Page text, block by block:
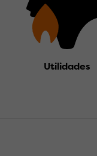
Utilidades